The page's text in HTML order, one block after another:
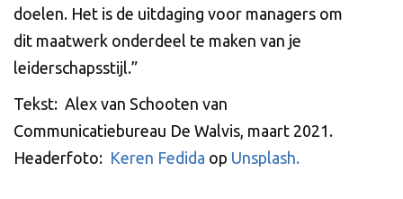
doelen. Het is de uitdaging voor managers om
dit maatwerk onderdeel te maken van je
leiderschapsstijl.”
Tekst: Alex van Schooten van
Communicatiebureau De Walvis, maart 2021.
Headerfoto: Keren Fedida op Unsplash.